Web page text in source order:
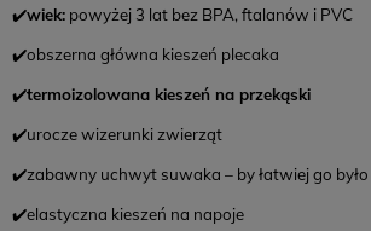
Czas na zwrot:14 dni
Koszt zwrotu: 12,99 (paczkomat
Brak konieczności drukowania listu
✔️wiek: powyżej 3 lat bez BPA, ftalanów i PVC
✔️obszerna główna kieszeń plecaka
✔️termoizolowana kieszeń na przekąski
✔️urocze wizerunki zwierząt
✔️zabawny uchwyt suwaka – by łatwiej go
✔️elastyczna kieszeń na napoje